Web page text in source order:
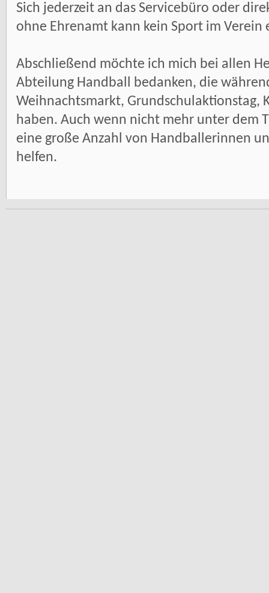
Sich jederzeit an das Servicebüro oder
ohne Ehrenamt kann kein Sport im Verein
Abschließend möchte ich mich bei allen
Abteilung Handball bedanken, die
Weihnachtsmarkt, Grundschulaktionstag,
haben. Auch wenn nicht mehr unter dem
eine große Anzahl von Handballerinnen
helfen.